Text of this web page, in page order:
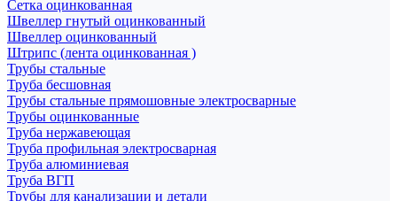
Сетка оцинкованная
Швеллер гнутый оцинкованный
Швеллер оцинкованный
Штрипс (лента оцинкованная )
Трубы стальные
Труба бесшовная
Трубы стальные прямошовные электросварные
Трубы оцинкованные
Труба нержавеющая
Труба профильная электросварная
Труба алюминиевая
Труба ВГП
Трубы для канализации и детали